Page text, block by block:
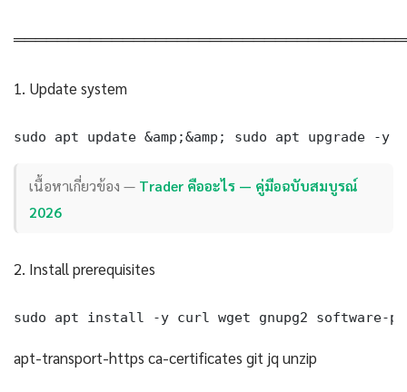
1. Update system
sudo apt update &amp;&amp; sudo apt upgrade -y
เนื้อหาเกี่ยวข้อง — Trader คืออะไร — คู่มือฉบับสมบูรณ์
2026
2. Install prerequisites
sudo apt install -y curl wget gnupg2 software-
apt-transport-https ca-certificates git jq unzip